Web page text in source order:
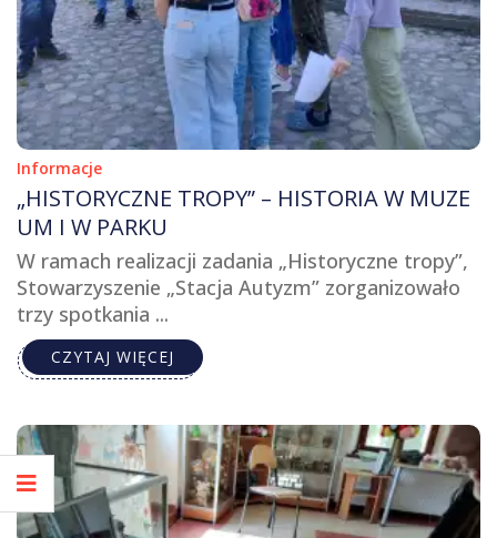
Informacje
„HISTORYCZNE TROPY” – HISTORIA W MUZE
UM I W PARKU
W ramach realizacji zadania „Historyczne tropy”,
Stowarzyszenie „Stacja Autyzm” zorganizowało
trzy spotkania ...
CZYTAJ WIĘCEJ